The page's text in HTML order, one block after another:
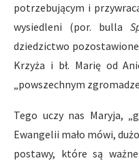
potrzebującym i
wysiedleni (por. bulla
dziedzictwo
Krzyża i bł. Marię od
„powszechnym
Tego uczy nas Maryja,
Ewangelii mało mówi,
postawy, które są